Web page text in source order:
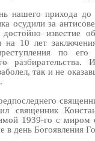
нашего прихода
осудили за
известие
10 лет
по
так и не
священник
1939-го с миром
в день Богоявления